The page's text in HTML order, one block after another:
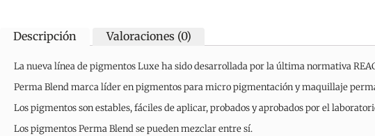
Descripción Valoraciones (0)
La nueva línea de pigmentos Luxe ha sido desarrollada por la última normativa
Perma Blend marca líder en pigmentos para micro pigmentación y maquillaje
Los pigmentos son estables, fáciles de aplicar, probados y aprobados por el
Los pigmentos Perma Blend se pueden mezclar entre sí.